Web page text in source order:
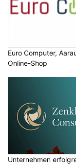
Euro Computer,
Online-Shop
Unternehmen